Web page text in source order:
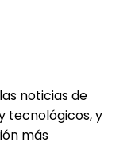
noticias de
tecnológicos, y
más